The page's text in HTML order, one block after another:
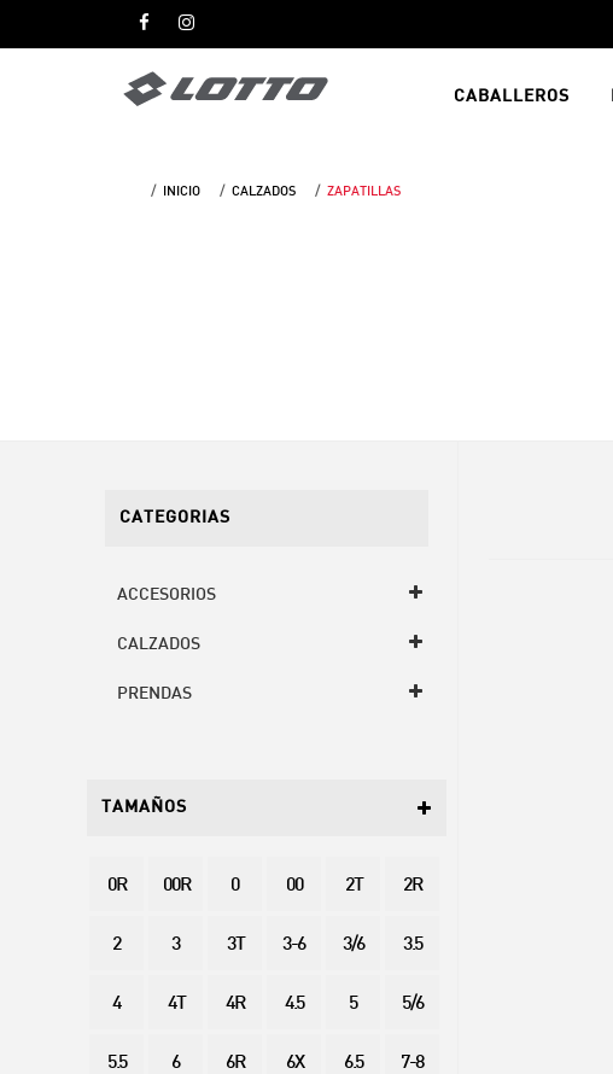
CABALLEROS
INICIO CALZADOS ZAPATILLAS
CATEGORIAS
ACCESORIOS
CALZADOS
PRENDAS
TAMAÑOS
0R 00R 0 00 2T 2R
2 3 3T 3-6 3/6 3.5
4 4T 4R 4.5 5 5/6
5.5 6 6R 6X 6.5 7-8